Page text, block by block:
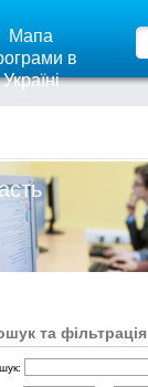
Мапа
в
Україні
та фільтрація